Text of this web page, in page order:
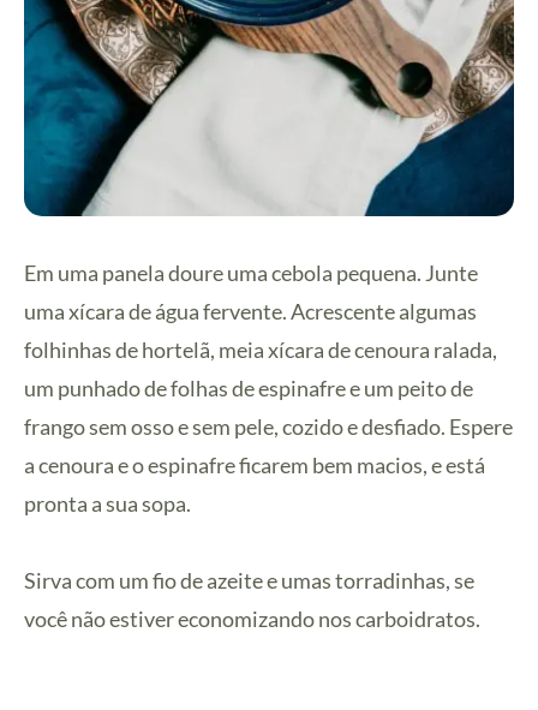
Em uma panela doure uma cebola pequena. Junte
uma xícara de água fervente. Acrescente algumas
folhinhas de hortelã, meia xícara de cenoura ralada,
um punhado de folhas de espinafre e um peito de
frango sem osso e sem pele, cozido e desfiado. Espere
a cenoura e o espinafre ficarem bem macios, e está
pronta a sua sopa.
Sirva com um fio de azeite e umas torradinhas, se
você não estiver economizando nos carboidratos.